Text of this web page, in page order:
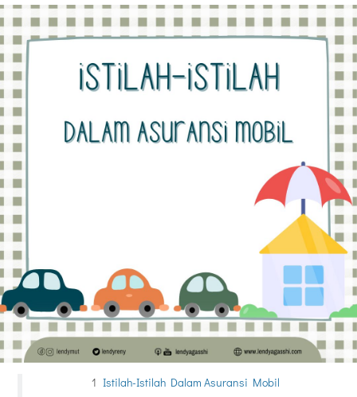
Istilah-Istilah Dalam Asuransi Mobil